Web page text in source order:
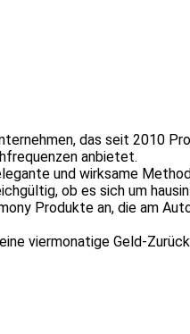
das seit 2010
anbietet.
und wirksame
ob es sich um
Produkte an, die am
viermonatige Geld-